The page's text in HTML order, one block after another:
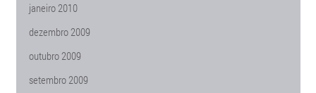
janeiro 2010
dezembro 2009
outubro 2009
setembro 2009